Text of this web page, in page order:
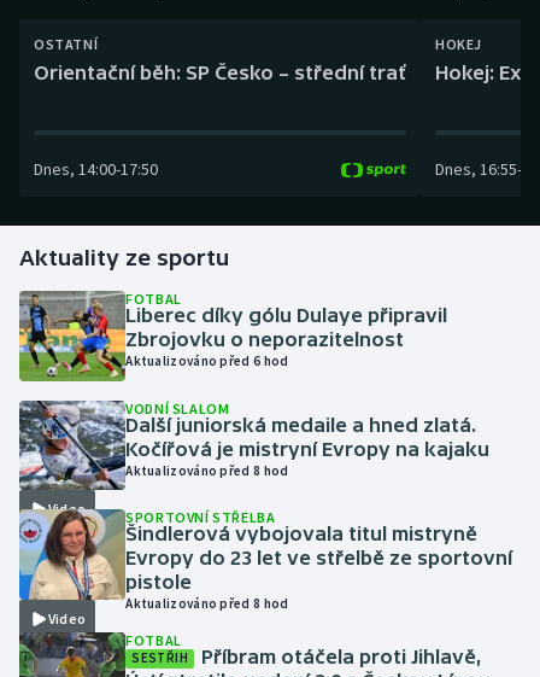
Dostihy
Gymnastika
Házená
Jezdectví
Judo
Krasobruslení
Lezení
Lyže a snowboard
Moderní pětiboj
OSTATNÍ
Orientační běh: SP Česko – střední trať
Dnes, 14:00-17:50
HOKEJ
Hokej:
Dnes, 16:55-
Aktuality ze sportu
FOTBAL
Liberec díky gólu Dulaye připravil
Zbrojovku o neporazitelnost
Aktualizováno před 6 hod
Video
VODNÍ SLALOM
Další juniorská medaile a hned zlatá.
Kočířová je mistryní Evropy na kajaku
Aktualizováno před 8 hod
Video
SPORTOVNÍ STŘELBA
Šindlerová vybojovala titul mistryně
Evropy do 23 let ve střelbě ze sportovní
pistole
Aktualizováno před 8 hod
FOTBAL
SESTŘIH
Příbram otáčela proti Jihlavě,